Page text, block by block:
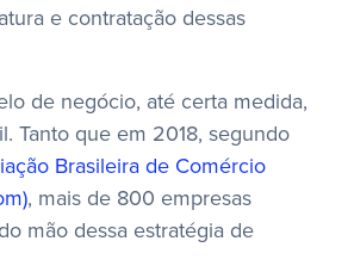
e contratação dessas
de negócio, até certa medida,
Tanto que em 2018, segundo
Brasileira de Comércio
, mais de 800 empresas
mão dessa estratégia de